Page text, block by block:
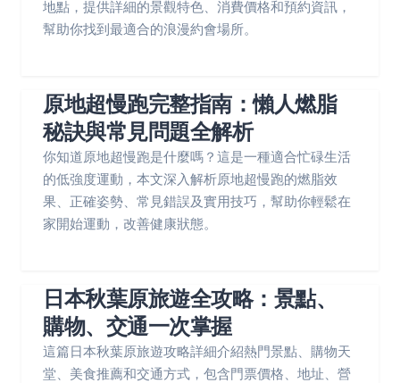
地點，提供詳細的景觀特色、消費價格和預約資訊，
幫助你找到最適合的浪漫約會場所。
原地超慢跑完整指南：懶人燃脂
秘訣與常見問題全解析
你知道原地超慢跑是什麼嗎？這是一種適合忙碌生活
的低強度運動，本文深入解析原地超慢跑的燃脂效
果、正確姿勢、常見錯誤及實用技巧，幫助你輕鬆在
家開始運動，改善健康狀態。
日本秋葉原旅遊全攻略：景點、
購物、交通一次掌握
這篇日本秋葉原旅遊攻略詳細介紹熱門景點、購物天
堂、美食推薦和交通方式，包含門票價格、地址、營